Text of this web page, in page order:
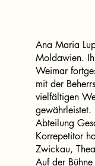
Ana Maria
Moldawien.
Weimar
mit der
vielfältigen
gewährleistet.
Abteilung
Korrepetitor
Zwickau,
Auf der